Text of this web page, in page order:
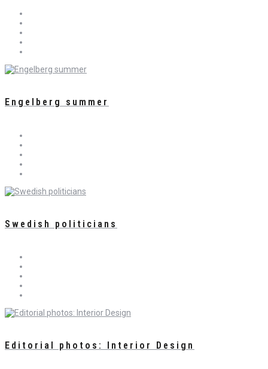
Engelberg summer
Swedish politicians
Editorial photos: Interior Design